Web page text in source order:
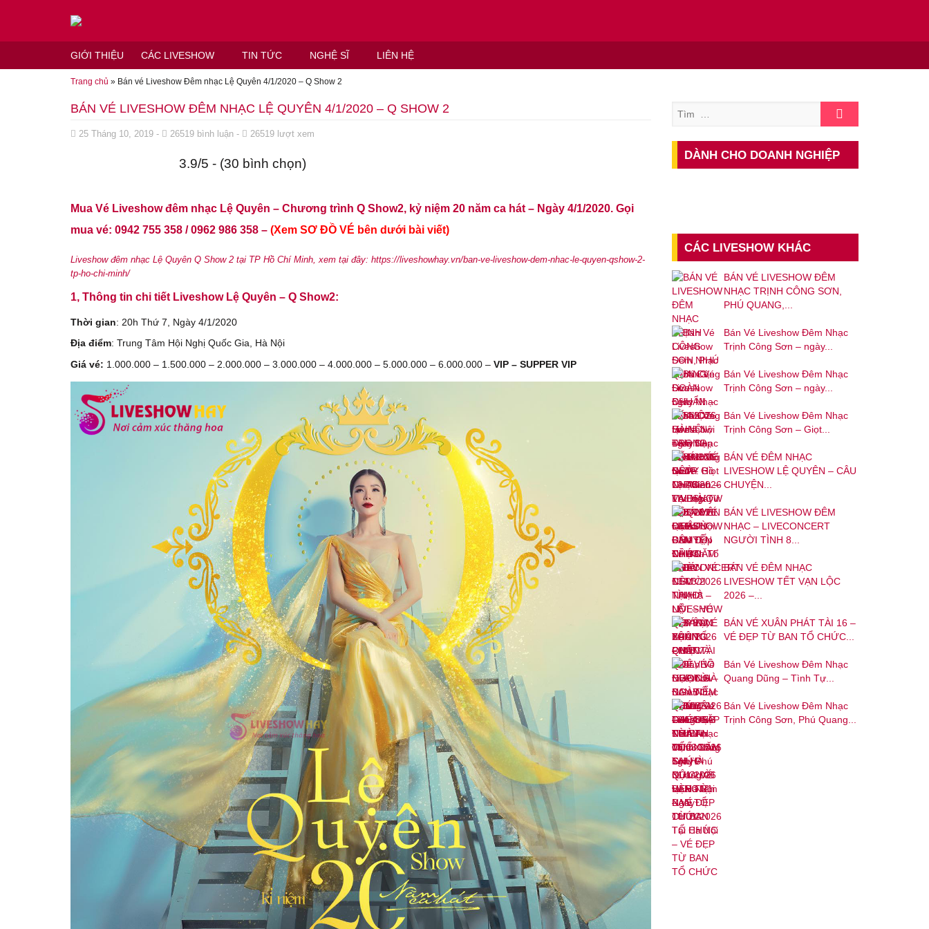
GIỚI THIỆU CÁC LIVESHOW TIN TỨC NGHỆ SĨ LIÊN HỆ
Trang chủ » Bán vé Liveshow Đêm nhạc Lệ Quyên 4/1/2020 – Q Show 2
BÁN VÉ LIVESHOW ĐÊM NHẠC LỆ QUYÊN 4/1/2020 – Q SHOW 2
Đăng ngày
25 Tháng 10, 2019 - 26519 bình luận - 26519 lượt xem
3.9/5 - (30 bình chọn)
Mua Vé Liveshow đêm nhạc Lệ Quyên – Chương trình Q Show2, kỷ niệm 20 năm ca hát – Ngày 4/1/2020. Gọi
mua vé: 0942 755 358 / 0962 986 358 – (Xem SƠ ĐỒ VÉ bên dưới bài viết)
Liveshow đêm nhạc Lệ Quyên Q Show 2 tại TP Hồ Chí Minh , xem tại đây: https://liveshowhay.vn/ban-ve-liveshow-dem-nhac-le-quyen-qshow-2-
tp-ho-chi-minh/
1, Thông tin chi tiết Liveshow Lệ Quyên – Q Show2:
Thời gian: 20h Thứ 7, Ngày 4/1/2020
Địa điểm: Trung Tâm Hội Nghị Quốc Gia, Hà Nội
Giá vé: 1.000.000 – 1.500.000 – 2.000.000 – 3.000.000 – 4.000.000 – 5.000.000 – 6.000.000 – VIP – SUPPER VIP
DÀNH CHO DOANH NGHIỆP
CÁC LIVESHOW KHÁC
BÁN VÉ LIVESHOW ĐÊM
NHẠC TRỊNH CÔNG SƠN,
PHÚ QUANG,...
Bán Vé Liveshow Đêm Nhạc
Trịnh Công Sơn – ngày...
Bán Vé Liveshow Đêm Nhạc
Trịnh Công Sơn – ngày...
Bán Vé Liveshow Đêm Nhạc
Trịnh Công Sơn – Giọt...
BÁN VÉ ĐÊM NHẠC
LIVESHOW LỆ QUYÊN – CÂU
CHUYỆN...
BÁN VÉ LIVESHOW ĐÊM
NHẠC – LIVECONCERT
NGƯỜI TÌNH 8...
BÁN VÉ ĐÊM NHẠC
LIVESHOW TẾT VẠN LỘC
2026 –...
BÁN VÉ XUÂN PHÁT TÀI 16 –
VÉ ĐẸP TỪ BAN TỔ CHỨC...
Bán Vé Liveshow Đêm Nhạc
Quang Dũng – Tình Tự...
Bán Vé Liveshow Đêm Nhạc
Trịnh Công Sơn, Phú Quang...